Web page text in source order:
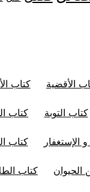
الأقضية كتاب
كتاب التوبة كتاب
الإستغفار كتاب
الحيوان كتاب